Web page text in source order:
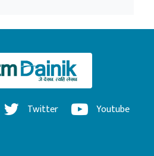
Twitter Youtube